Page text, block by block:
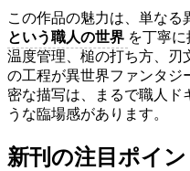
この作品の魅力は、単なる
という職人の世界 を丁寧
温度管理、槌の打ち方、刃
の工程が異世界ファンタジ
密な描写は、まるで職人ド
うな臨場感があります。
新刊の注目ポイン